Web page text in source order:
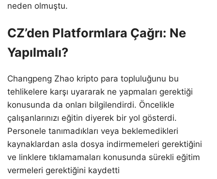
neden olmuştu.
CZ’den Platformlara Çağrı: Ne
Yapılmalı?
Changpeng Zhao kripto para topluluğunu bu
tehlikelere karşı uyararak ne yapmaları gerektiği
konusunda da onları bilgilendirdi. Öncelikle
çalışanlarınızı eğitin diyerek bir yol gösterdi.
Personele tanımadıkları veya beklemedikleri
kaynaklardan asla dosya indirmemeleri gerektiğini
ve linklere tıklamamaları konusunda sürekli eğitim
vermeleri gerektiğini kaydetti